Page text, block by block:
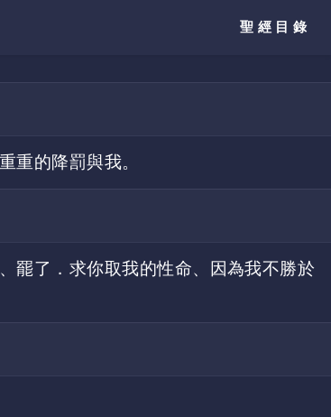
聖經目錄
重的降罰與我。
罷了．求你取我的性命、因為我不勝於